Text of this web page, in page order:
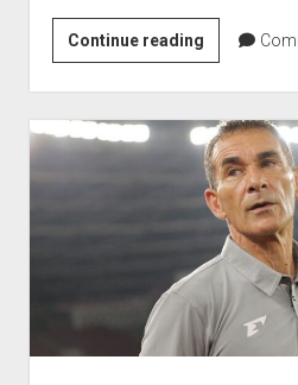
Continue readingMedia
Vietnam
Bocorkan
Taktik
Botol
Air
Mineral:
Strategi
Gagalkan
Lemparan
Jauh
Indonesia